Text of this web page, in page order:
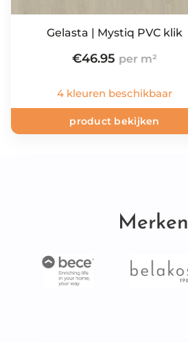
Gelasta | Mystiq PVC klik
€46.95
4 kleuren beschikbaar
product bekijken
Merken